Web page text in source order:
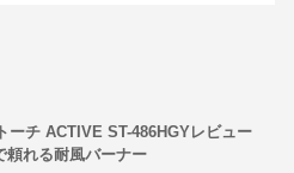
ーチ ACTIVE ST-486HGYレビュー
頼れる耐風バーナー